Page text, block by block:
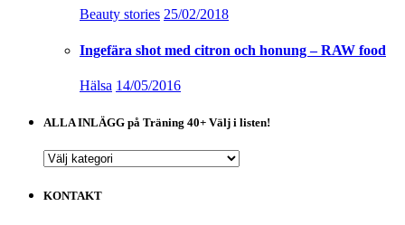
Beauty stories 25/02/2018
Ingefära shot med citron och honung – RAW food
Hälsa 14/05/2016
ALLA INLÄGG på Träning 40+ Välj i listen!
ALLA
på
KONTAKT